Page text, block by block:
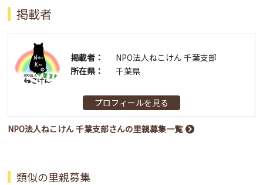
掲載者
掲載者：
NPO法人ねこけん 千葉支部
所在県：
千葉県
プロフィールを見る
NPO法人ねこけん 千葉支部さんの里親募集一覧
類似の里親募集